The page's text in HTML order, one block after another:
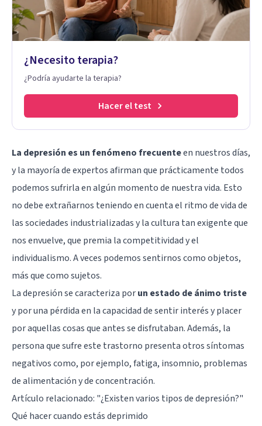
¿Necesito terapia?
¿Podría ayudarte la terapia?
Hacer el test
La depresión es un fenómeno frecuenteen nuestros días,
y la mayoría de expertos afirman que prácticamente todos
podemos sufrirla en algún momento de nuestra vida. Esto
no debe extrañarnos teniendo en cuenta el ritmo de vida de
las sociedades industrializadas y la cultura tan exigente que
nos envuelve, que premia la competitividad y el
individualismo. A veces podemos sentirnos como objetos,
más que como sujetos.
La depresión se caracteriza porun estado de ánimo triste
y por una pérdida en la capacidad de sentir interés y placer
por aquellas cosas que antes se disfrutaban. Además, la
persona que sufre este trastorno presenta otros síntomas
negativos como, por ejemplo, fatiga, insomnio, problemas
de alimentación y de concentración.
Artículo relacionado: "¿Existen varios tipos de depresión?"
Qué hacer cuando estás deprimido